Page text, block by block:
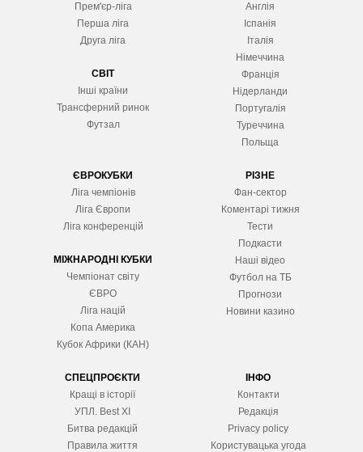
Прем'єр-ліга
Перша ліга
Друга ліга
СВІТ
Інші країни
Трансферний ринок
Футзал
Англія
Іспанія
Італія
Німеччина
Франція
Нідерланди
Португалія
Туреччина
Польща
ЄВРОКУБКИ
Ліга чемпіонів
Ліга Європи
Ліга конференцій
МІЖНАРОДНІ КУБКИ
Чемпіонат світу
ЄВРО
Ліга націй
Копа Америка
Кубок Африки (КАН)
РІЗНЕ
Фан-сектор
Коментарі тижня
Тести
Подкасти
Наші відео
Футбол на ТБ
Прогнози
Новини казино
СПЕЦПРОЄКТИ
Кращі в історії
УПЛ. Best XІ
Битва редакцій
Правила життя
ІНФО
Контакти
Редакція
Privacy policy
Користувацька угода